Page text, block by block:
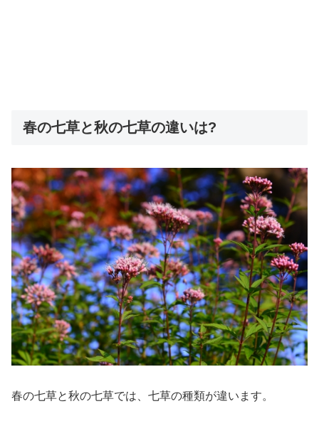
春の七草と秋の七草の違いは?
春の七草と秋の七草では、七草の種類が違います。